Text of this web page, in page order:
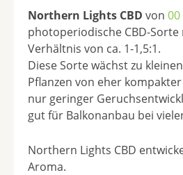
Northern Lights CBD von 00
photoperiodische CBD-Sorte
Verhältnis von ca. 1-1,5:1.
Diese Sorte wächst zu
Pflanzen von eher
nur geringer
gut für Balkonanbau bei
Northern Lights CBD
Aroma.